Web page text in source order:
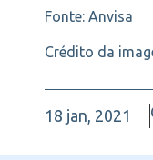
Fonte: Anvisa
Crédito da
18 jan, 2021